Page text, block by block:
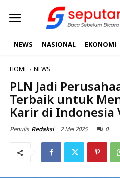
NEWS NASIONAL EKONOMI
HOME NEWS
PLN Jadi
Terbaik untuk
Karir di Indonesia
Penulis Redaksi 2 Mei 2025 0